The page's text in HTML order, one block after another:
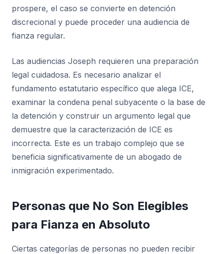
prospere, el caso se convierte en detención
discrecional y puede proceder una audiencia de
fianza regular.
Las audiencias Joseph requieren una preparación
legal cuidadosa. Es necesario analizar el
fundamento estatutario específico que alega ICE,
examinar la condena penal subyacente o la base de
la detención y construir un argumento legal que
demuestre que la caracterización de ICE es
incorrecta. Este es un trabajo complejo que se
beneficia significativamente de un abogado de
inmigración experimentado.
Personas que No Son Elegibles
para Fianza en Absoluto
Ciertas categorías de personas no pueden recibir